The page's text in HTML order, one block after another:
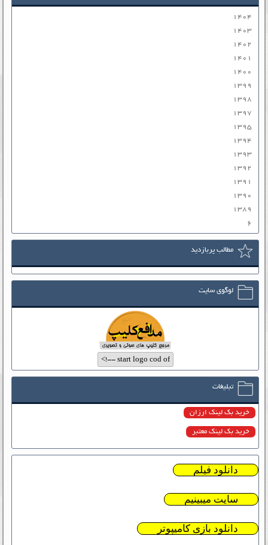
۱۴۰۴
۱۴۰۳
۱۴۰۲
۱۴۰۱
۱۴۰۰
۱۳۹۹
۱۳۹۸
۱۳۹۷
۱۳۹۵
۱۳۹۴
۱۳۹۳
۱۳۹۲
۱۳۹۱
۱۳۹۰
۱۳۸۹
۶
مطالب پربازدید
لوگوی سایت
تبلیغات
خرید بک لینک ارزان
خرید بک لینک معتبر
دانلود فیلم
سایت میبینیم
دانلود بازی کامیپوتر